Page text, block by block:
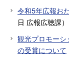
令和5年広報お
日 広報広聴課）
観光プロモーシ
の受賞について